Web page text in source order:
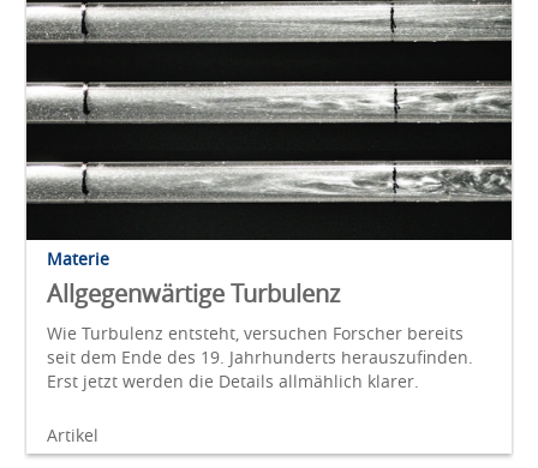
Materie
Allgegenwärtige Turbulenz
Wie Turbulenz entsteht, versuchen Forscher bereits
seit dem Ende des 19. Jahrhunderts herauszufinden.
Erst jetzt werden die Details allmählich klarer.
Artikel